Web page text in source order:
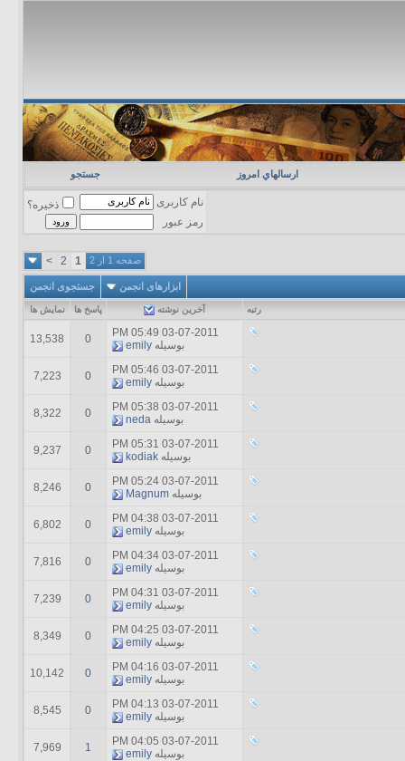
ارسالهاي امروز جستجو
نام کاربری
ذخیره؟
رمز عبور
صفحه 1 از 2 1
2
>
ابزارهای انجمن جستجوی انجمن
رتبه آخرين نوشته پاسخ ها نمایش ها
03-07-2011
05:49 PM
بوسیله emily
0
13,538
03-07-2011
05:46 PM
بوسیله emily
0
7,223
03-07-2011
05:38 PM
بوسیله neda
0
8,322
03-07-2011
05:31 PM
بوسیله kodiak
0
9,237
03-07-2011
05:24 PM
بوسیله Magnum
0
8,246
03-07-2011
04:38 PM
بوسیله emily
0
6,802
03-07-2011
04:34 PM
بوسیله emily
0
7,816
03-07-2011
04:31 PM
بوسیله emily
0
7,239
03-07-2011
04:25 PM
بوسیله emily
0
8,349
03-07-2011
04:16 PM
بوسیله emily
0
10,142
03-07-2011
04:13 PM
بوسیله emily
0
8,545
03-07-2011
04:05 PM
بوسیله emily
1
7,969